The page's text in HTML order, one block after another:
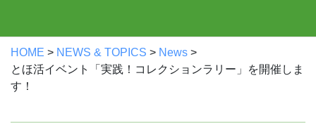
HOME > NEWS & TOPICS > News >
とほ活イベント「実践！コレクションラリー」を開催しま
す！